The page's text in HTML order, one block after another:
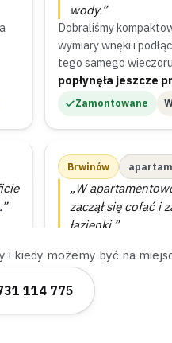
wody.”
Dobraliśmy
wymiary wnęki i
tego samego
popłynęła jeszcze
Zamontowane
Brwinów
„W
zaczął się cofać i
łazienki.”
zator z resztek
udrożniliśmy
wizyty.
Udrożnione
i kiedy możemy być na
114 775